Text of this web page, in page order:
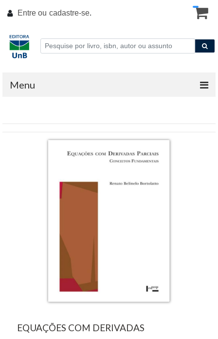
Entre ou cadastre-se.
Menu
EQUAÇÕES COM DERIVADAS